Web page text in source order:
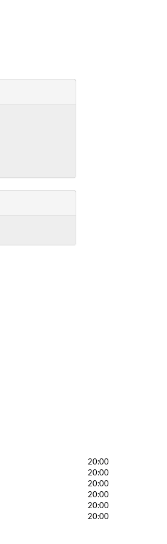
20:00
20:00
20:00
20:00
20:00
20:00